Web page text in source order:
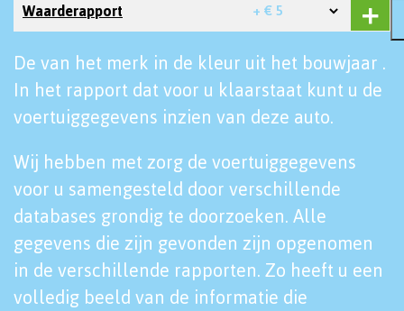
Waarderapport + € 5
De van het merk in de kleur uit het bouwjaar .
In het rapport dat voor u klaarstaat kunt u de
voertuiggegevens inzien van deze auto.
Wij hebben met zorg de voertuiggegevens
voor u samengesteld door verschillende
databases grondig te doorzoeken. Alle
gegevens die zijn gevonden zijn opgenomen
in de verschillende rapporten. Zo heeft u een
volledig beeld van de informatie die